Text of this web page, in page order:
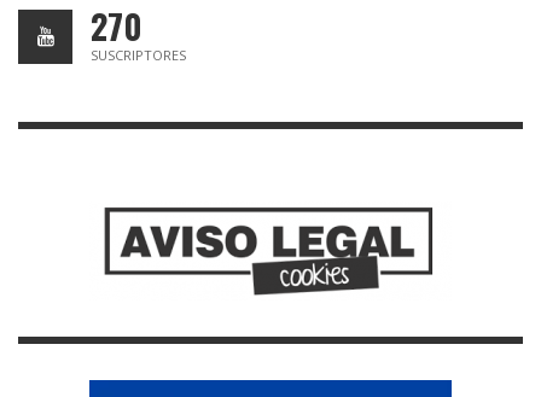
270
SUSCRIPTORES